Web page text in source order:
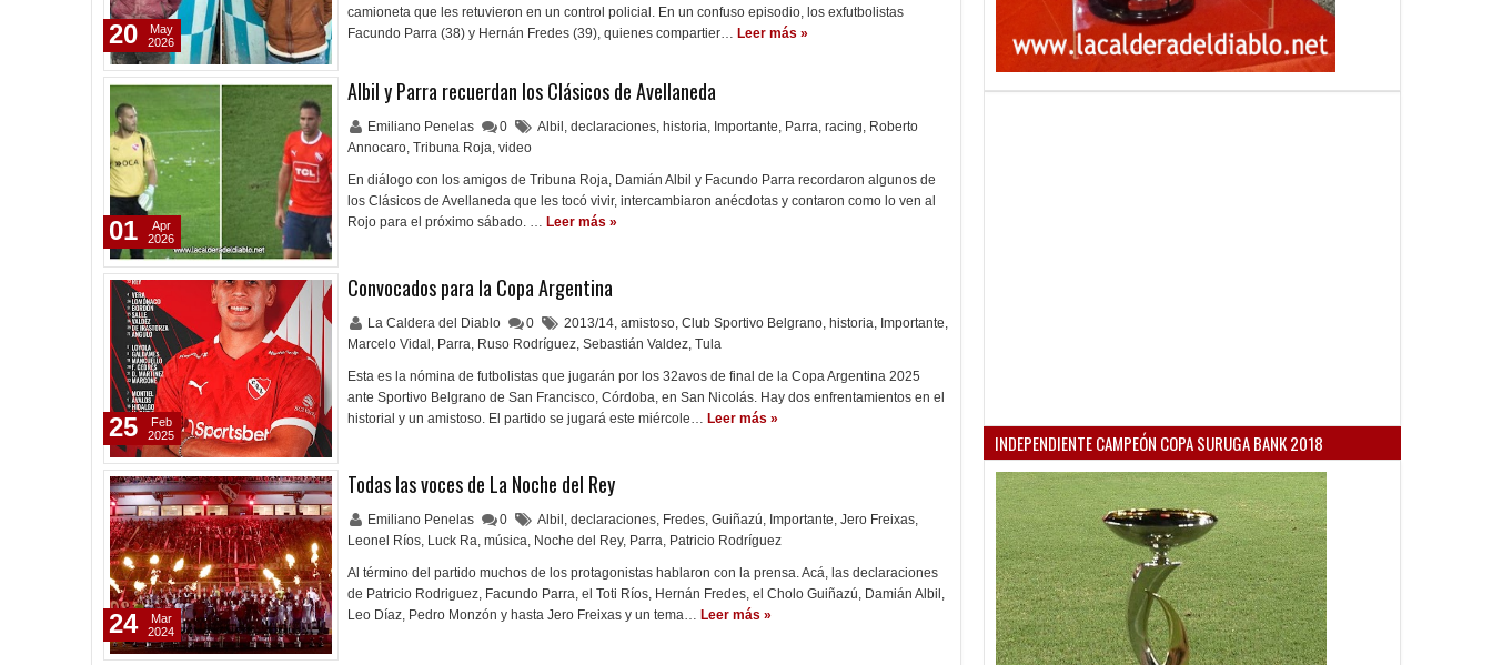
camioneta que les retuvieron en un control policial. En un confuso episodio, los exfutbolistas
Facundo Parra (38) y Hernán Fredes (39), quienes compartier… Leer más »
20
May
2026
Albil y Parra recuerdan los Clásicos de Avellaneda
Emiliano Penelas 0 Albil , declaraciones, historia, Importante, Parra, racing, Roberto
Annocaro, Tribuna Roja, video
En diálogo con los amigos de Tribuna Roja, Damián Albil y Facundo Parra recordaron algunos de
los Clásicos de Avellaneda que les tocó vivir, intercambiaron anécdotas y contaron como lo ven al
Rojo para el próximo sábado. … Leer más »
01
Apr
2026
Convocados para la Copa Argentina
La Caldera del Diablo 0 2013/14, amistoso, Club Sportivo Belgrano, historia, Importante,
Marcelo Vidal , Parra, Ruso Rodríguez, Sebastián Valdez, Tula
Esta es la nómina de futbolistas que jugarán por los 32avos de final de la Copa Argentina 2025
ante Sportivo Belgrano de San Francisco, Córdoba, en San Nicolás. Hay dos enfrentamientos en el
historial y un amistoso. El partido se jugará este miércole… Leer más »
25
Feb
2025
Todas las voces de La Noche del Rey
Emiliano Penelas 0 Albil , declaraciones, Fredes, Guiñazú, Importante, Jero Freixas,
Leonel Ríos, Luck Ra, música, Noche del Rey, Parra, Patricio Rodríguez
Al término del partido muchos de los protagonistas hablaron con la prensa. Acá, las declaraciones
de Patricio Rodriguez, Facundo Parra, el Toti Ríos, Hernán Fredes, el Cholo Guiñazú, Damián Albil,
Leo Díaz, Pedro Monzón y hasta Jero Freixas y un tema… Leer más »
24
Mar
2024
INDEPENDIENTE CAMPEÓN COPA SURUGA BANK 2018